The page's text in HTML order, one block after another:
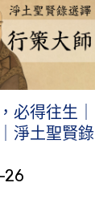
必得往生｜
淨土聖賢錄
26